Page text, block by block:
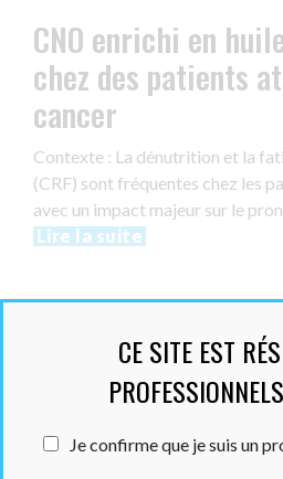
CNO enrichi en
chez des patients
cancer
Contexte : La dénutrition et la
(CRF) sont fréquentes chez les
avec un impact majeur sur le
Lire la suite
CE SITE EST
Je confirme que je suis un